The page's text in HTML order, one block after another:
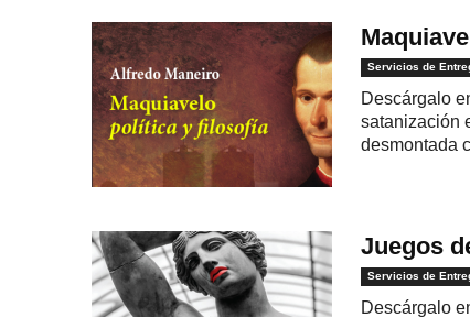
Servicios de
Descárgalo
satanización
desmontada
Juegos
Servicios de
Descárgalo